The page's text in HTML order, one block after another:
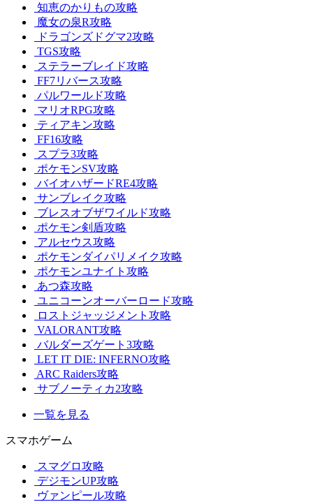
知恵のかりもの攻略
魔女の泉R攻略
ドラゴンズドグマ2攻略
TGS攻略
ステラーブレイド攻略
FF7リバース攻略
パルワールド攻略
マリオRPG攻略
ティアキン攻略
FF16攻略
スプラ3攻略
ポケモンSV攻略
バイオハザードRE4攻略
サンブレイク攻略
ブレスオブザワイルド攻略
ポケモン剣盾攻略
アルセウス攻略
ポケモンダイパリメイク攻略
ポケモンユナイト攻略
あつ森攻略
ユニコーンオーバーロード攻略
ロストジャッジメント攻略
VALORANT攻略
バルダーズゲート3攻略
LET IT DIE: INFERNO攻略
ARC Raiders攻略
サブノーティカ2攻略
一覧を見る
スマホゲーム
スマグロ攻略
デジモンUP攻略
ヴァンピール攻略